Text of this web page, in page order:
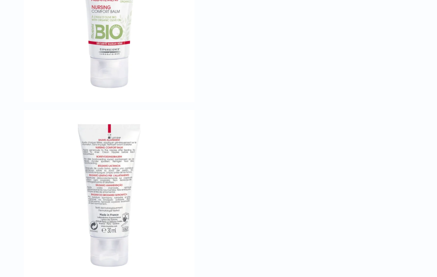
العظام
والمفاصل
المخ
والذاكرة
صحة
القلب
دعم
دعم
الكلى
والمسالك
البولية
دعم
الكبد
صحة
البروستاتا
الفيتامينات
مالتي
فيتامين